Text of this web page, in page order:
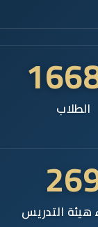
الطلاب
هيئة التدريس